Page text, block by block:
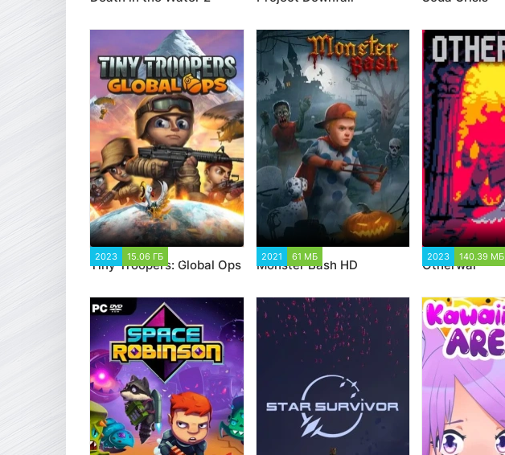
2023 15.06 ГБ
Tiny Troopers: Global Ops
2021 61 МБ
Monster Bash HD
2023 140.39 МБ
Otherwar